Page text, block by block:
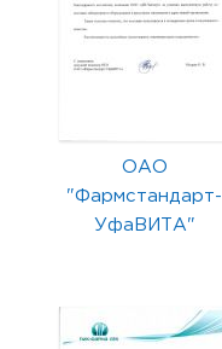
ОАО
"Фармстандарт-
УфаВИТА"